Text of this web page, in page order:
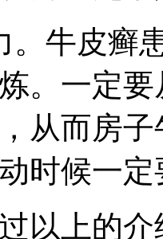
。牛皮癣
。一定
从而房
时候一
以上的